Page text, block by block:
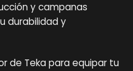
y campanas
durabilidad y
de Teka para equipar tu